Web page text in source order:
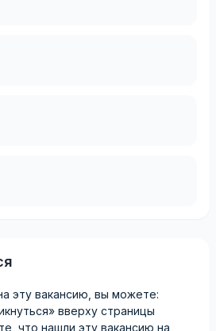
эту вакансию, вы можете:
вверху страницы
что нашли эту вакансию на